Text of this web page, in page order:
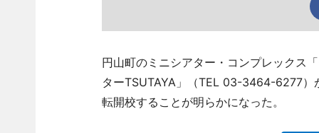
円山町のミニシアター・コンプレックス
ターTSUTAYA」（TEL 03-3464-6277）
転開校することが明らかになった。